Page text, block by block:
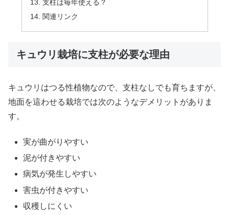
支柱は毎年使える？
関連リンク
キュウリ栽培に支柱が必要な理由
キュウリはつる性植物なので、支柱なしでも育ちますが、
地面を這わせる栽培では次のようなデメリットがありま
す。
実が曲がりやすい
泥が付きやすい
病気が発生しやすい
害虫が付きやすい
収穫しにくい